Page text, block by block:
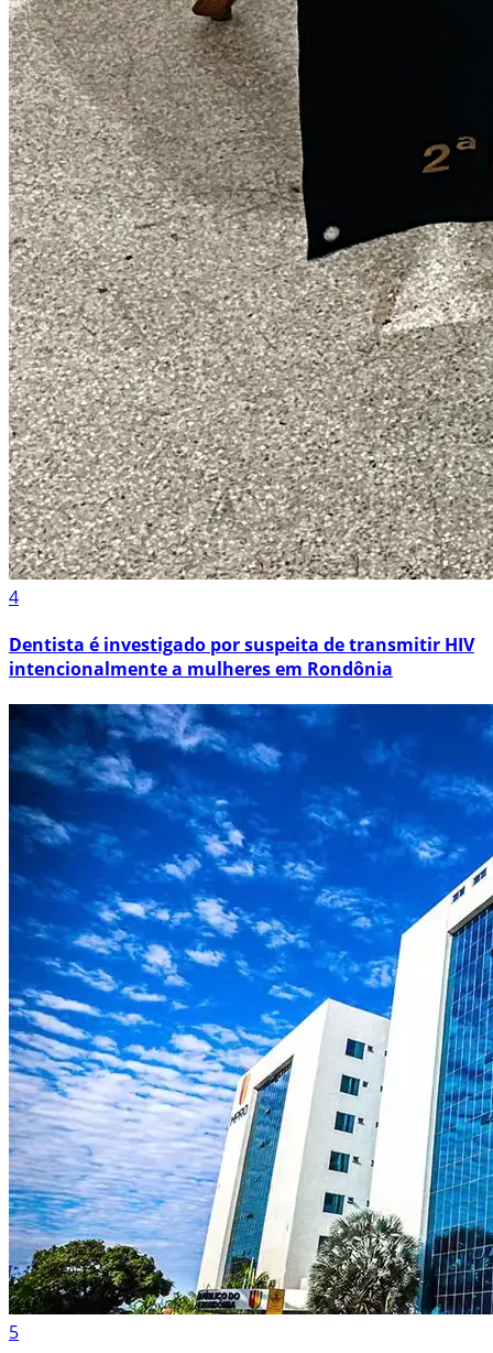
4
Dentista é investigado por suspeita de transmitir HIV
intencionalmente a mulheres em Rondônia
5